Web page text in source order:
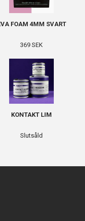
FOAM 4MM SVART
369 SEK
KONTAKT LIM
Slutsåld